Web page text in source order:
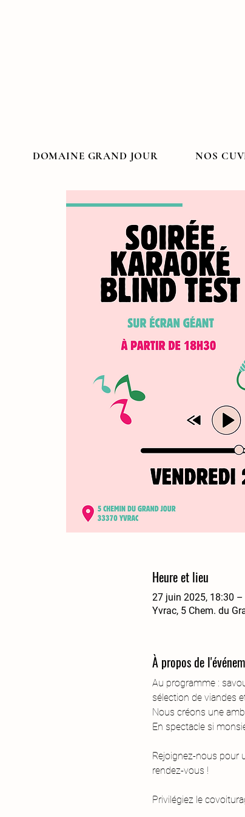
DOMAINE GRAND JOUR NOS
Heure et lieu
27 juin 2025, 18:30
Yvrac, 5 Chem. du
À propos de
Au programme :
sélection de viandes
Nous créons une
En spectacle si
Rejoignez-nous pour
rendez-vous !
Privilégiez le